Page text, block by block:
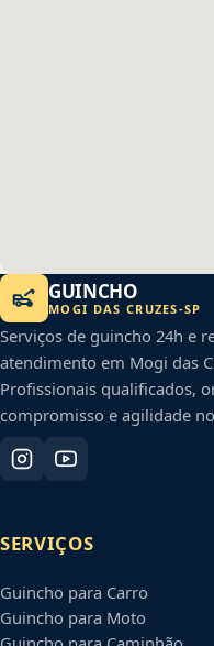
GUINCHO
MOGI DAS CRUZES-SP
Serviços de guincho 24h e
atendimento em Mogi das
Profissionais qualificados,
compromisso e agilidade
SERVIÇOS
Guincho para Carro
Guincho para Moto